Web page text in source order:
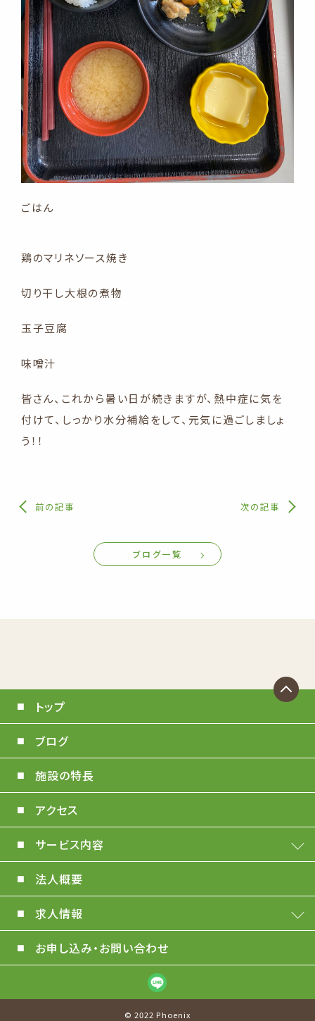
ごはん
鶏のマリネソース焼き
切り干し大根の煮物
玉子豆腐
味噌汁
皆さん、これから暑い日が続きますが、熱中症に気を
付けて、しっかり水分補給をして、元気に過ごしましょ
う！！
前の記事 次の記事
ブログ一覧
トップ
ブログ
施設の特長
アクセス
サービス内容
法人概要
求人情報
お申し込み・お問い合わせ
© 2022 Phoenix